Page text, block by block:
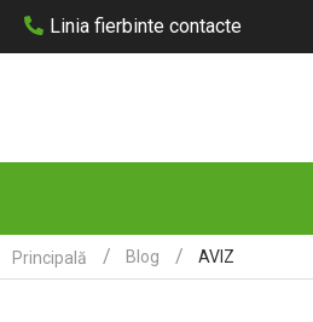
Linia fierbinte contacte
DESPRE NOI
Principală Blog AVIZ